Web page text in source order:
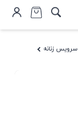
سرویس زنانه